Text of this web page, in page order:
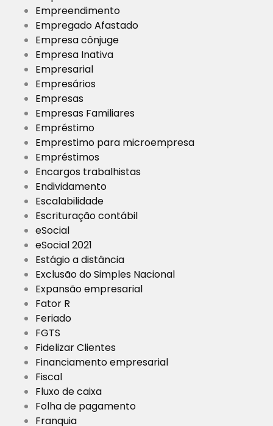
Empreendimento
Empregado Afastado
Empresa cônjuge
Empresa Inativa
Empresarial
Empresários
Empresas
Empresas Familiares
Empréstimo
Emprestimo para microempresa
Empréstimos
Encargos trabalhistas
Endividamento
Escalabilidade
Escrituração contábil
eSocial
eSocial 2021
Estágio a distância
Exclusão do Simples Nacional
Expansão empresarial
Fator R
Feriado
FGTS
Fidelizar Clientes
Financiamento empresarial
Fiscal
Fluxo de caixa
Folha de pagamento
Franquia